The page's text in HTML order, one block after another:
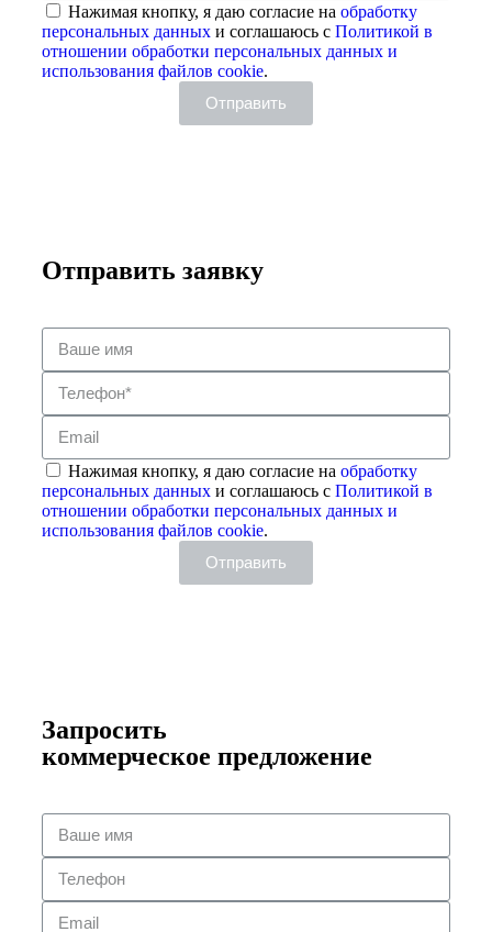
Нажимая кнопку, я даю согласие на обработку
персональных данных и соглашаюсь с Политикой в
отношении обработки персональных данных и
использования файлов cookie.
Отправить
Отправить заявку
Нажимая кнопку, я даю согласие на обработку
персональных данных и соглашаюсь с Политикой в
отношении обработки персональных данных и
использования файлов cookie.
Отправить
Запросить
коммерческое предложение